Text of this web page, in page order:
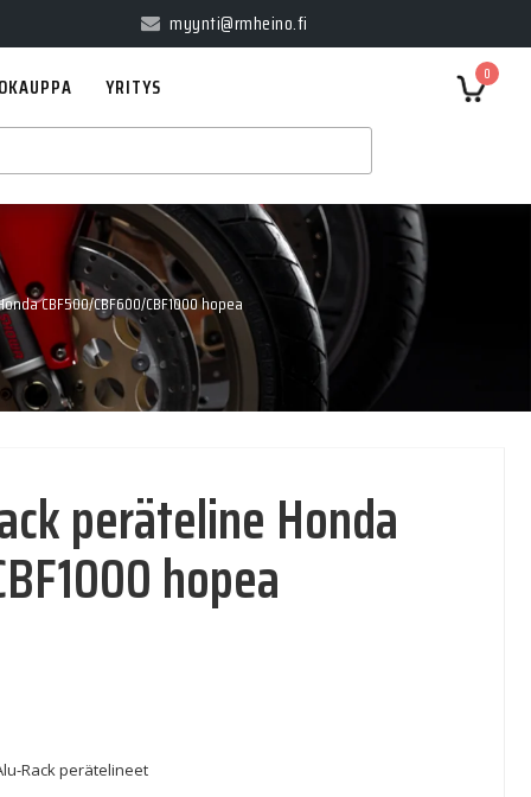
myynti@rmheino.fi
0
YRITYS
CBF500/CBF600/CBF1000 hopea
peräteline Honda
hopea
Rack perätelineet